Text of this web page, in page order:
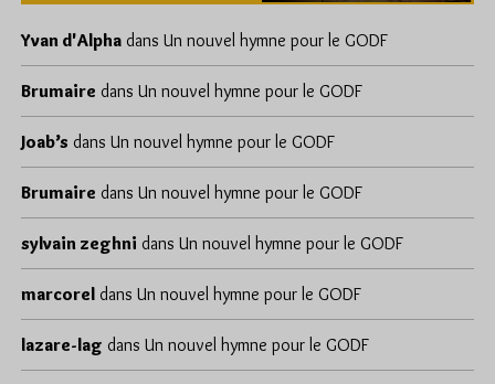
Yvan d'Alpha dans Un nouvel hymne pour le GODF
Brumaire dans Un nouvel hymne pour le GODF
Joab’s dans Un nouvel hymne pour le GODF
Brumaire dans Un nouvel hymne pour le GODF
sylvain zeghni dans Un nouvel hymne pour le GODF
marcorel dans Un nouvel hymne pour le GODF
lazare-lag dans Un nouvel hymne pour le GODF